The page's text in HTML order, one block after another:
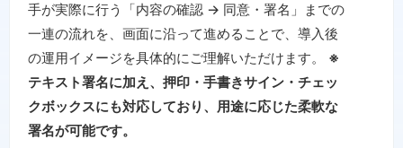
手が実際に行う「内容の確認 → 同意・署名」までの
一連の流れを、画面に沿って進めることで、導入後
の運用イメージを具体的にご理解いただけます。 ※
テキスト署名に加え、押印・手書きサイン・チェッ
クボックスにも対応しており、用途に応じた柔軟な
署名が可能です。